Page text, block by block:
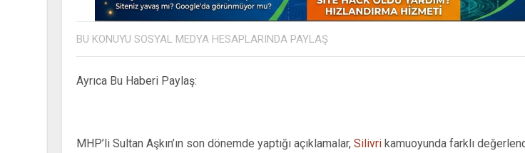
BU KONUYU SOSYAL MEDYA HESAPLARINDA PAYLAŞ
Ayrıca Bu Haberi Paylaş:
MHP’li Sultan Aşkın’ın son dönemde yaptığı açıklamalar, Silivri kamuoyunda farklı